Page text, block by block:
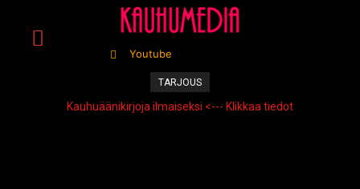
Youtube
TARJOUS
Kauhuäänikirjoja ilmaiseksi <--- Klikkaa tiedot